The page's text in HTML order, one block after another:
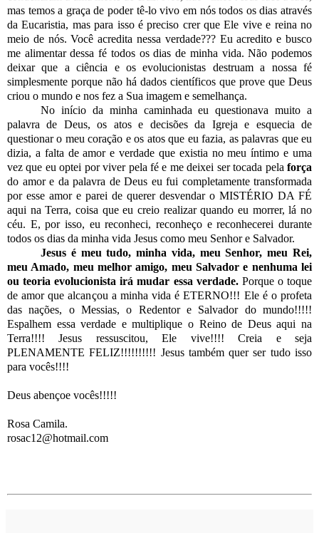
mas temos a graça de poder tê-lo vivo em nós todos os dias através
da Eucaristia, mas para isso é preciso crer que Ele vive e reina no
meio de nós. Você acredita nessa verdade??? Eu acredito e busco
me alimentar dessa fé todos os dias de minha vida. Não podemos
deixar que a ciência e os evolucionistas destruam a nossa fé
simplesmente porque não há dados científicos que prove que Deus
criou o mundo e nos fez a Sua imagem e semelhança.
No início da minha caminhada eu questionava muito a
palavra de Deus, os atos e decisões da Igreja e esquecia de
questionar o meu coração e os atos que eu fazia, as palavras que eu
dizia, a falta de amor e verdade que existia no meu íntimo e uma
vez que eu optei por viver pela fé e me deixei ser tocada pela força
do amor e da palavra de Deus eu fui completamente transformada
por esse amor e parei de querer desvendar o MISTÉRIO DA FÉ
aqui na Terra, coisa que eu creio realizar quando eu morrer, lá no
céu. E, por isso, eu reconheci, reconheço e reconhecerei durante
todos os dias da minha vida Jesus como meu Senhor e Salvador.
Jesus é meu tudo, minha vida, meu Senhor, meu Rei,
meu Amado, meu melhor amigo, meu Salvador e nenhuma lei
ou teoria evolucionista irá mudar essa verdade. Porque o toque
de amor que alcançou a minha vida é ETERNO!!! Ele é o profeta
das nações, o Messias, o Redentor e Salvador do mundo!!!!!
Espalhem essa verdade e multiplique o Reino de Deus aqui na
Terra!!!! Jesus ressuscitou, Ele vive!!!! Creia e seja
PLENAMENTE FELIZ!!!!!!!!!! Jesus também quer ser tudo isso
para vocês!!!!
Deus abençoe vocês!!!!!
Rosa Camila.
rosac12@hotmail.com